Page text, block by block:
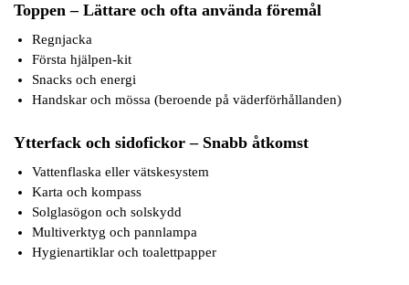
Toppen – Lättare och ofta använda föremål
Regnjacka
Första hjälpen-kit
Snacks och energi
Handskar och mössa (beroende på väderförhållanden)
Ytterfack och sidofickor – Snabb åtkomst
Vattenflaska eller vätskesystem
Karta och kompass
Solglasögon och solskydd
Multiverktyg och pannlampa
Hygienartiklar och toalettpapper